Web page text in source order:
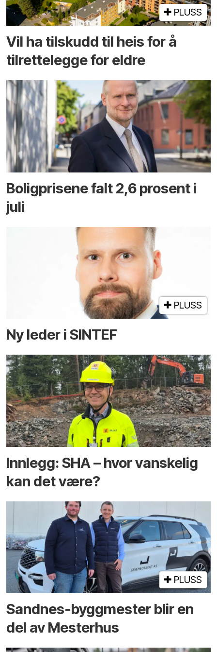
PLUSS
Vil ha tilskudd til heis for å
tilrettelegge for eldre
Boligprisene falt 2,6 prosent i
juli
PLUSS
Ny leder i SINTEF
Innlegg: SHA – hvor vanskelig
kan det være?
PLUSS
Sandnes-byggmester blir en
del av Mesterhus